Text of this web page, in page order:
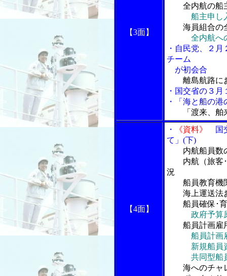
【3面】
全内航の船
船主申し
海員組合の
全内航へ
・自民党、２
チーム
が初会合
離島航路に
・国交省の３
・「海と船の
「渡来、舶
【4面】
・ 《資料》
国
て」(下)
内航船員数の
内航（旅客･
況
船員教育機関
海上運送法お
船員確保･育
政府予算
船員計画雇
船員計画
新規船員資
共同型船員
海へのチャレ